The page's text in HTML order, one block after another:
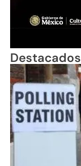
Destacados